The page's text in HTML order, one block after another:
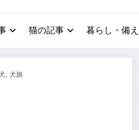
猫の記事 暮らし・備え
, 犬旅